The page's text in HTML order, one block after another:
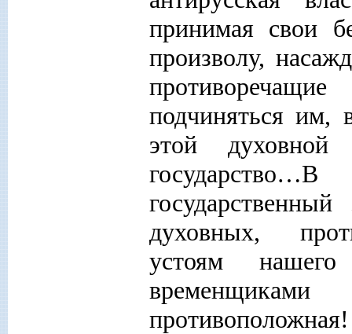
принимая свои
произволу,
подчиняться им,
этой
государство…В
духовных,
устоям
противоположная!